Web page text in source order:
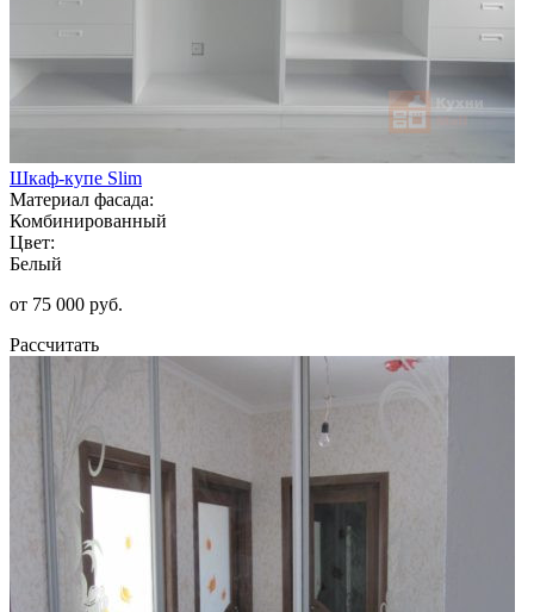
Шкаф-купе Slim
Материал фасада:
Комбинированный
Цвет:
Белый
от 75 000 руб.
Рассчитать